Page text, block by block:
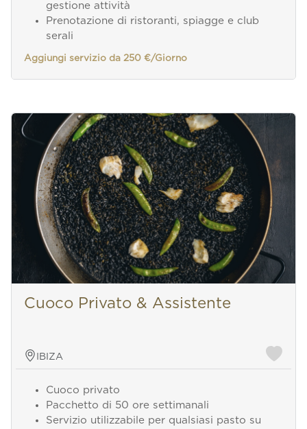
gestione attività
Prenotazione di ristoranti, spiagge e club
serali
Aggiungi servizio da 250 €/Giorno
Cuoco Privato & Assistente
IBIZA
Cuoco privato
Pacchetto di 50 ore settimanali
Servizio utilizzabile per qualsiasi pasto su